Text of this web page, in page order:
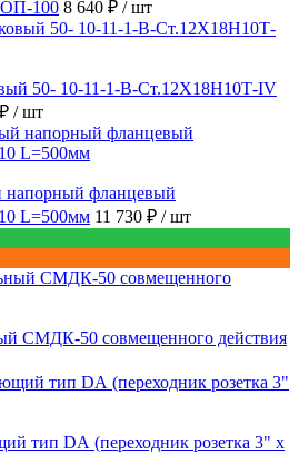
ОП-100 8 640 ₽ / шт
50- 10-11-1-B-Ст.12Х18Н10Т-IV
/ шт
напорный фланцевый
L=500мм 11 730 ₽ / шт
СМДК-50 совмещенного действия
тип DА (переходник розетка 3" х